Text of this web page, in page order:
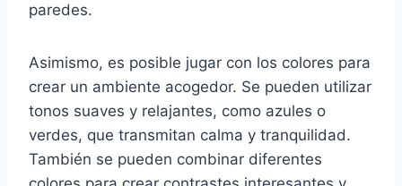
paredes.
Asimismo, es posible jugar con los colores para
crear un ambiente acogedor. Se pueden utilizar
tonos suaves y relajantes, como azules o
verdes, que transmitan calma y tranquilidad.
También se pueden combinar diferentes